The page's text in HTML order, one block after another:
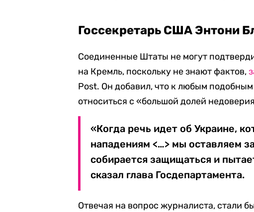
Госсекретарь США Энтони
Соединенные Штаты не могут
на Кремль, поскольку не знают фактов,
Post. Он добавил,что к любым
относиться с «большой долей
«Когда речь идет об Украине,
нападениям<…> мы оставляем
собирается защищаться и
сказал глава Госдепартамента.
Отвечая на вопрос журналиста, стали